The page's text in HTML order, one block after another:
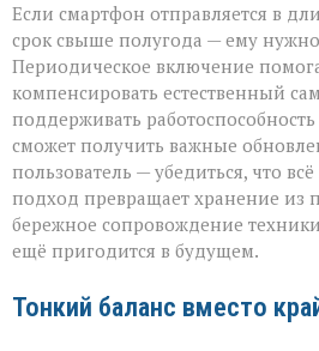
Если смартфон отправляется в
срок свыше полугода — ему
Периодическое включение
компенсировать естественный
поддерживать
сможет получить важные
пользователь — убедиться, что
подход превращает хранение из
бережное сопровождение
ещё пригодится в будущем.
Тонкий баланс вместо